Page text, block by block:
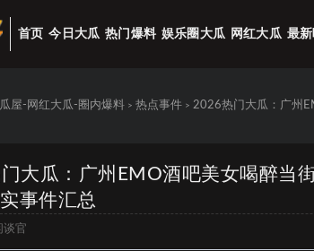
首页 今日大瓜 热门爆料 娱乐圈大瓜 网红大瓜 最新
屋-网红大瓜-圈内爆料 > 热点事件 > 2026热门大瓜：广州
大瓜：广州EMO酒吧美女喝醉当
事件汇总
谈官